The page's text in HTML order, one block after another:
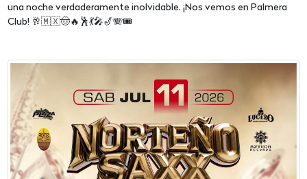
una noche verdaderamente inolvidable. ¡Nos vemos en Palmera
Club! 🥂🇲🇽🤠🔥🕺💃🎤🎷🪗🎟️